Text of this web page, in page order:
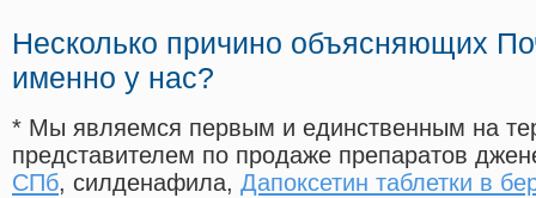
Несколько причино объясняющих
именно у нас?
* Мы являемся первым и единственным на
представителем по продаже препаратов
СПб, силденафила, Дапоксетин таблетки в